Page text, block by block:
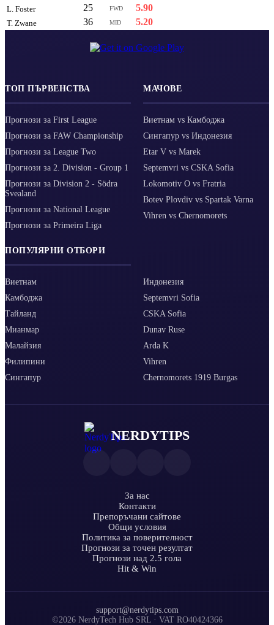
L. Foster 25 FWD 5.90
T. Zwane 36 MID 5.20
ТОП ПЪРВЕНСТВА
Прогнози за First League
Прогнози за FAW Championship
Прогнози за League Two
Прогнози за 2. Division - Group 1
Прогнози за Division 2 - Södra
Svealand
Прогнози за National League
Прогнози за Primeira Liga
МАЧОВЕ
Виетнам vs Камбоджа
Сингапур vs Индонезия
Etar V vs Marek
Septemvri vs CSKA Sofia
Lokomotiv O vs Fratria
Botev Plovdiv vs Spartak Varna
Vihren vs Chernomorets
ПОПУЛЯРНИ ОТБОРИ
Виетнам
Камбоджа
Тайланд
Мианмар
Малайзия
Филипини
Сингапур
Индонезия
Septemvri Sofia
CSKA Sofia
Dunav Ruse
Arda K
Vihren
Chernomorets 1919 Burgas
NERDYTIPS
За нас
Контакти
Препоръчани сайтове
Общи условия
Политика за поверителност
Прогнози за точен резултат
Прогнози над 2.5 гола
Hit & Win
support@nerdytips.com
©2026 NerdyTech Hub SRL · VAT RO40424366